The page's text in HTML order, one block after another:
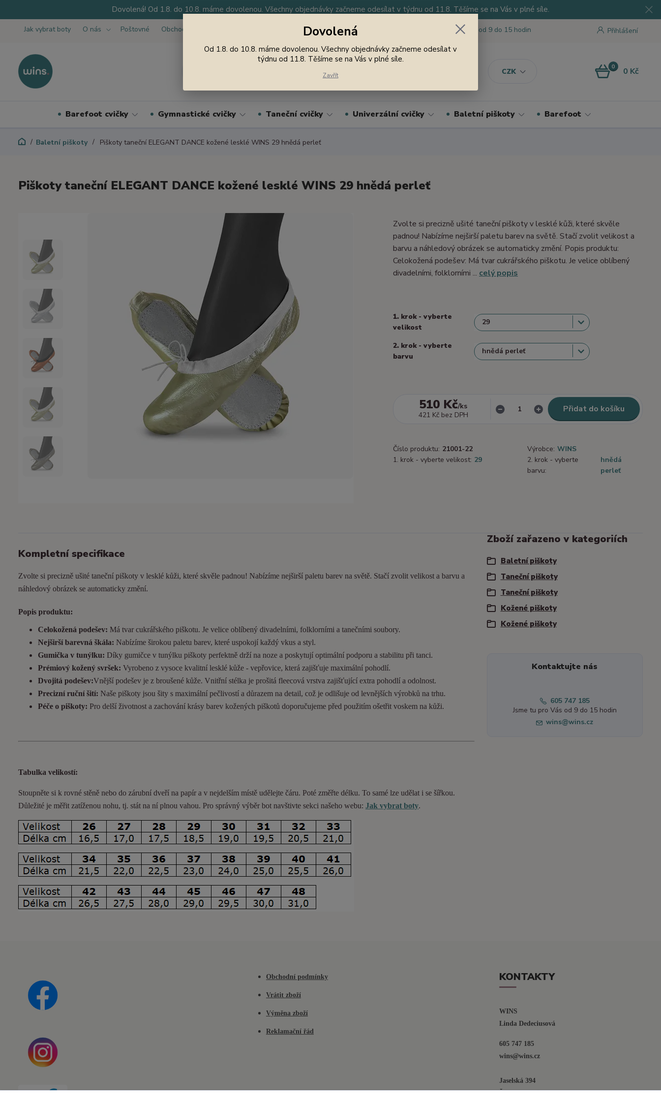
Dovolená! Od 1.8. do 10.8. máme dovolenou. Všechny objednávky začneme odesílat v týdnu od 11.8. Těšíme se na Vás v plné síle.
Jak vybrat boty O nás Poštovné Obchodní podmínky
CZK
Přihlášení
Nevíte si rady? Zavolejte. Jsme tu pro Vás od 9 do 15 hodin
0 0 Kč
Barefoot cvičky Gymnastické cvičky Taneční cvičky Univerzální cvičky Baletní piškoty Barefoot
Baletní piškoty Piškoty taneční ELEGANT DANCE kožené lesklé WINS 29 hnědá perleť
Piškoty taneční ELEGANT DANCE kožené lesklé WINS 29 hnědá perleť
Zvolte si precizně ušité taneční piškoty v lesklé kůži, které skvěle
padnou! Nabízíme nejširší paletu barev na světě. Stačí zvolit velikost a
barvu a náhledový obrázek se automaticky změní. Popis produktu:
Celokožená podešev: Má tvar cukrářského piškotu. Je velice oblíbený
divadelními, folklorními ... celý popis
1. krok - vyberte
velikost
2. krok - vyberte
barvu
510 Kč/ks
421 Kč bez DPH
Přidat do košíku
Číslo produktu: 21001-22 Výrobce: WINS
1. krok - vyberte velikost: 29
2. krok - vyberte
barvu:
hnědá
perleť
Kompletní specifikace
Zvolte si precizně ušité taneční piškoty v lesklé kůži, které skvěle padnou! Nabízíme nejširší paletu barev na světě. Stačí zvolit velikost a barvu a
náhledový obrázek se automaticky změní.
Popis produktu:
Celokožená podešev: Má tvar cukrářského piškotu. Je velice oblíbený divadelními, folklorními a tanečními soubory.
Nejširší barevná škála: Nabízíme širokou paletu barev, které uspokojí každý vkus a styl.
Gumička v tunýlku: Díky gumičce v tunýlku piškoty perfektně drží na noze a poskytují optimální podporu a stabilitu při tanci.
Prémiový kožený svršek: Vyrobeno z vysoce kvalitní lesklé kůže - vepřovice, která zajišťuje maximální pohodlí.
Dvojitá podešev:Vnější podešev je z broušené kůže. Vnitřní stélka je prošitá fleecová vrstva zajišťující extra pohodlí a odolnost.
Precizní ruční šití: Naše piškoty jsou šity s maximální pečlivostí a důrazem na detail, což je odlišuje od levnějších výrobků na trhu.
Péče o piškoty: Pro delší životnost a zachování krásy barev kožených piškotů doporučujeme před použitím ošetřit voskem na kůži.
Tabulka velikostí:
Stoupněte si k rovné stěně nebo do zárubní dveří na papír a v nejdelším místě udělejte čáru. Poté změřte délku. To samé lze udělat i se šířkou.
Důležité je měřit zatíženou nohu, tj. stát na ní plnou vahou. Pro správný výběr bot navštivte sekci našeho webu: Jak vybrat boty.
Zboží zařazeno v kategoriích
Baletní piškoty
Taneční piškoty
Taneční piškoty
Kožené piškoty
Kožené piškoty
Kontaktujte nás
605 747 185
Jsme tu pro Vás od 9 do 15 hodin
wins@wins.cz
Obchodní podmínky
Vrátit zboží
Výměna zboží
Reklamační řád
KONTAKTY
WINS
Linda Dedeciusová
605 747 185
wins@wins.cz
Jaselská 394
Šenov u N. Jičína
Dovolená
Od 1.8. do 10.8. máme dovolenou. Všechny objednávky začneme odesílat v
týdnu od 11.8. Těšíme se na Vás v plné síle.
Zavřít